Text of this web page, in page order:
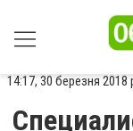
14:17, 30 березня 2018